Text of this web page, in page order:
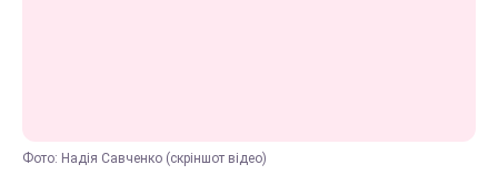
Фото: Надія Савченко (скріншот відео)